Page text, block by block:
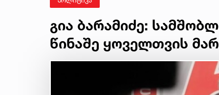
გია ბარამიძე:
წინაშე ყოველთვის